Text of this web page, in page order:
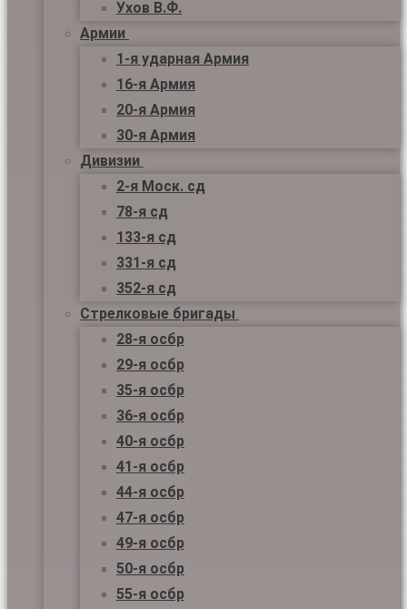
Ухов В.Ф.
Армии
1-я ударная Армия
16-я Армия
20-я Армия
30-я Армия
Дивизии
2-я Моск. сд
78-я сд
133-я сд
331-я сд
352-я сд
Стрелковые бригады
28-я осбр
29-я осбр
35-я осбр
36-я осбр
40-я осбр
41-я осбр
44-я осбр
47-я осбр
49-я осбр
50-я осбр
55-я осбр